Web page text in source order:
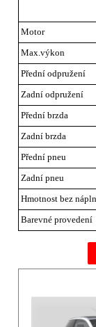
Motor
Max.výkon
Přední odpružení
Zadní odpružení
Přední brzda
Zadní brzda
Přední pneu
Zadní pneu
Hmotnost bez
Barevné provedení